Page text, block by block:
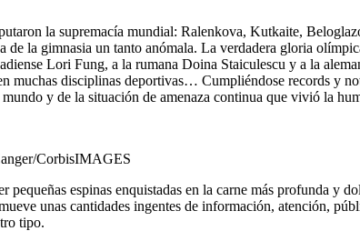
la supremacía mundial: Ralenkova, Kutkaite,
la gimnasia un tanto anómala. La verdadera gloria
Lori Fung, a la rumana Doina Staiculescu y a la
muchas disciplinas deportivas… Cumpliéndose records y
y de la situación de amenaza continua que vivió la
CorbisIMAGES
espinas enquistadas en la carne más profunda y
unas cantidades ingentes de información, atención,
tipo.